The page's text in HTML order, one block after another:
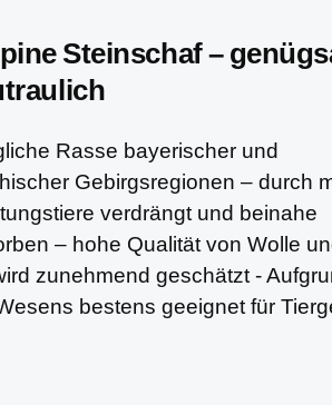
Steinschaf –
Rasse bayerischer und
Gebirgsregionen – durch
verdrängt und beinahe
– hohe Qualität von Wolle
zunehmend geschätzt -
bestens geeignet für